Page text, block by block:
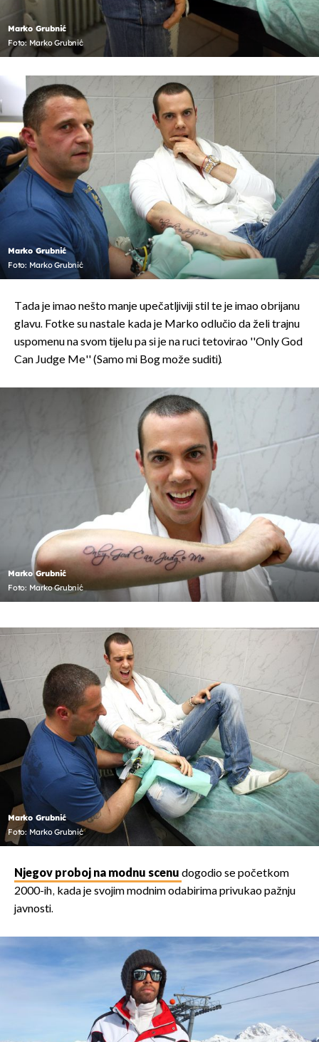
Marko Grubnić
Foto: Marko Grubnić
Marko Grubnić
Foto: Marko Grubnić
Tada je imao nešto manje upečatljiviji stil te je imao obrijanu
glavu. Fotke su nastale kada je Marko odlučio da želi trajnu
uspomenu na svom tijelu pa si je na ruci tetovirao ''Only God
Can Judge Me'' (Samo mi Bog može suditi).
Marko Grubnić
Foto: Marko Grubnić
Marko Grubnić
Foto: Marko Grubnić
Njegov proboj na modnu scenu dogodio se početkom
2000-ih, kada je svojim modnim odabirima privukao pažnju
javnosti.